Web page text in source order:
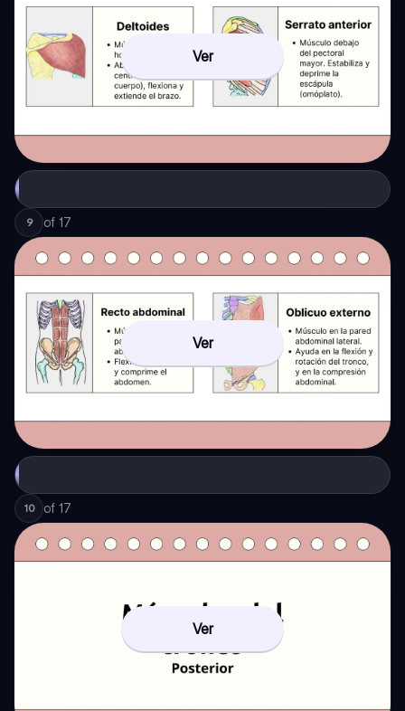
Ver
9 of 17
Ver
10 of 17
Ver